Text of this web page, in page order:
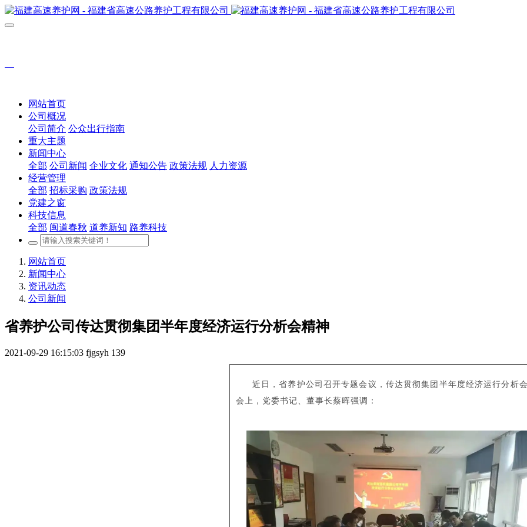
网站首页
公司概况
公司简介 公众出行指南
重大主题
新闻中心
全部 公司新闻 企业文化 通知公告 政策法规 人力资源
经营管理
全部 招标采购 政策法规
党建之窗
科技信息
全部 闽道春秋 道养新知 路养科技
网站首页
新闻中心
资讯动态
公司新闻
省养护公司传达贯彻集团半年度经济运行分析会精神
2021-09-29 16:15:03 fjgsyh 139
近日，省养护公司召开专题会议，传达贯彻集团半年度经济运行分析
会上，党委书记、董事长蔡晖强调：